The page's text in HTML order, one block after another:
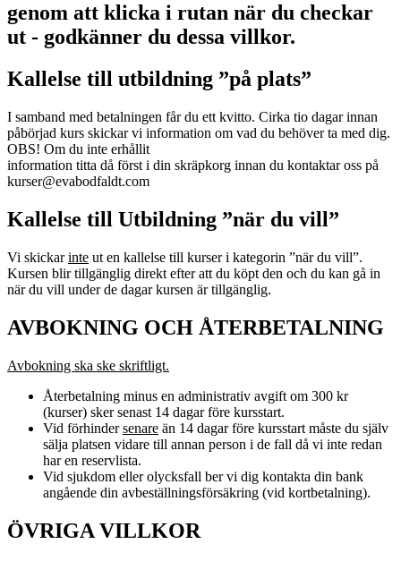
genom att klicka i rutan när du checkar
ut - godkänner du dessa villkor.
Kallelse till utbildning ”på plats”
I samband med betalningen får du ett kvitto. Cirka tio dagar innan
påbörjad kurs skickar vi information om vad du behöver ta med dig.
OBS! Om du inte erhållit
information titta då först i din skräpkorg innan du kontaktar oss på
kurser@evabodfaldt.com
Kallelse till Utbildning ”när du vill”
Vi skickarinte ut en kallelse till kurser i kategorin ”när du vill”.
Kursen blir tillgänglig direkt efter att du köpt den och du kan gå in
när du vill under de dagar kursen är tillgänglig.
AVBOKNING OCH ÅTERBETALNING
Avbokning ska ske skriftligt.
Återbetalning minus en administrativ avgift om 300 kr
(kurser) sker senast 14 dagar före kursstart.
Vid förhindersenare än 14 dagar före kursstart måste du själv
sälja platsen vidare till annan person i de fall då vi inte redan
har en reservlista.
Vid sjukdom eller olycksfall ber vi dig kontakta din bank
angående din avbeställningsförsäkring (vid kortbetalning).
ÖVRIGA VILLKOR